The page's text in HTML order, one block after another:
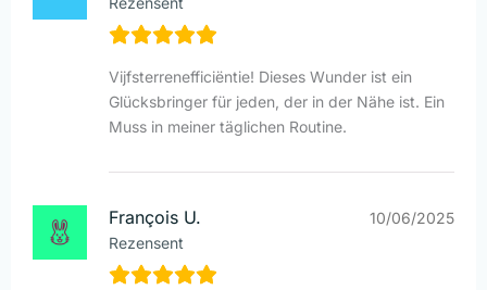
Vijfsterrenefficiëntie! Dieses Wunder ist ein
Glücksbringer für jeden, der in der Nähe ist. Ein
Muss in meiner täglichen Routine.
François U.
Rezensent
10/06/2025